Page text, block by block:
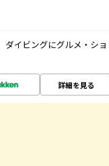
ダイビングにグルメ・ショ
詳細を見る